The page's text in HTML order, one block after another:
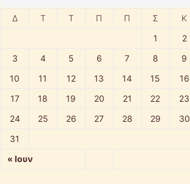
Δ Τ Τ Π Π Σ Κ
« Ιουν
1
2
3
4 5 6 7 8
9
10
11 12 13 14 15
16
17
18 19 20 21 22
23
24
25 26 27 28 29
30
31